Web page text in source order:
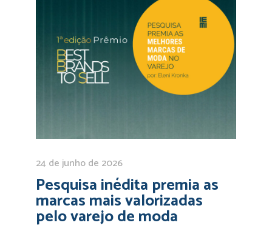
24 de junho de 2026
Pesquisa inédita premia as
marcas mais valorizadas
pelo varejo de moda